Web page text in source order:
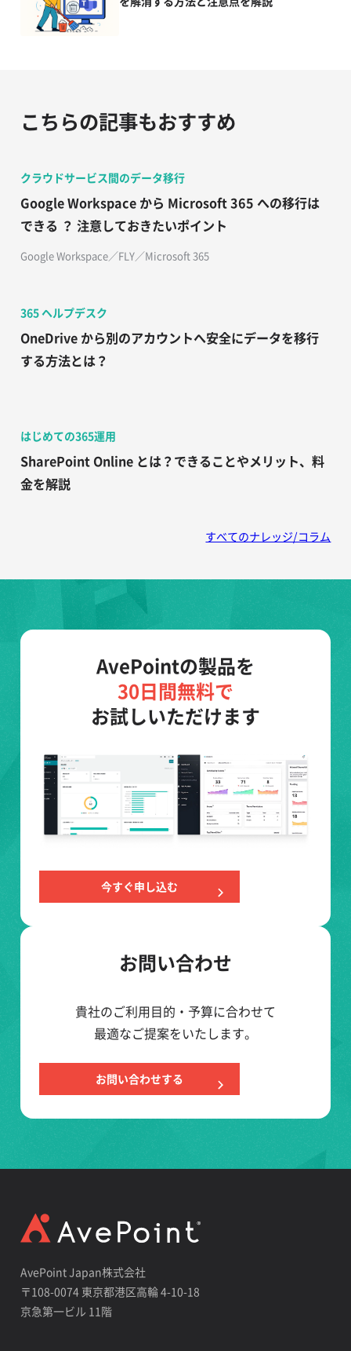
こちらの記事もおすすめ
クラウドサービス間のデータ移行
Google Workspace から Microsoft 365 への移行は
できる ？ 注意しておきたいポイント
Google Workspace／FLY／Microsoft 365
365 ヘルプデスク
OneDrive から別のアカウントへ安全にデータを移行
する方法とは？
はじめての365運用
SharePoint Online とは？できることやメリット、料
金を解説
すべてのナレッジ/コラム
AvePointの製品を
30日間無料で
お試しいただけます
今すぐ申し込む
お問い合わせ
貴社のご利用目的・予算に合わせて
最適なご提案をいたします。
お問い合わせする
AvePoint Japan株式会社
〒108-0074 東京都港区高輪 4-10-18
京急第一ビル 11階